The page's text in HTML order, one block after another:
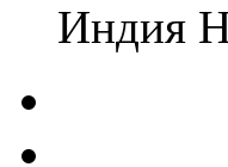
Индия